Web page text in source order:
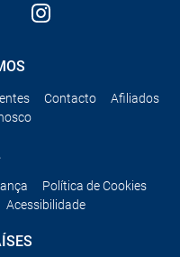
Contacto
Afiliados
Política de Cookies
Acessibilidade